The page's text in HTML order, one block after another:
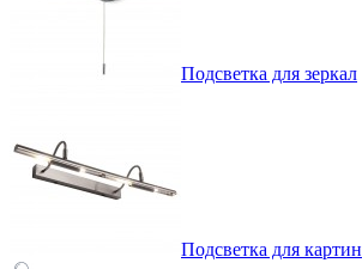
Подсветка для зеркал
Подсветка для картин